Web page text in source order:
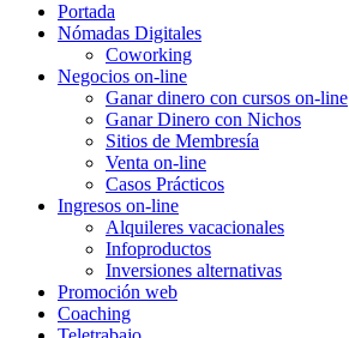
Portada
Nómadas Digitales
Coworking
Negocios on-line
Ganar dinero con cursos on-line
Ganar Dinero con Nichos
Sitios de Membresía
Venta on-line
Casos Prácticos
Ingresos on-line
Alquileres vacacionales
Infoproductos
Inversiones alternativas
Promoción web
Coaching